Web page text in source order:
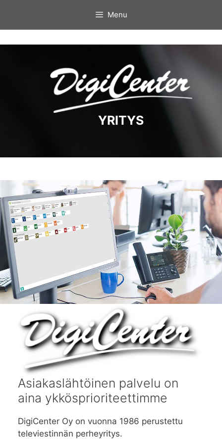
content
Menu
YRITYS
Asiakaslähtöinen palvelu on
aina ykkösprioriteettimme
DigiCenter Oy on vuonna 1986 perustettu
televiestinnän perheyritys.